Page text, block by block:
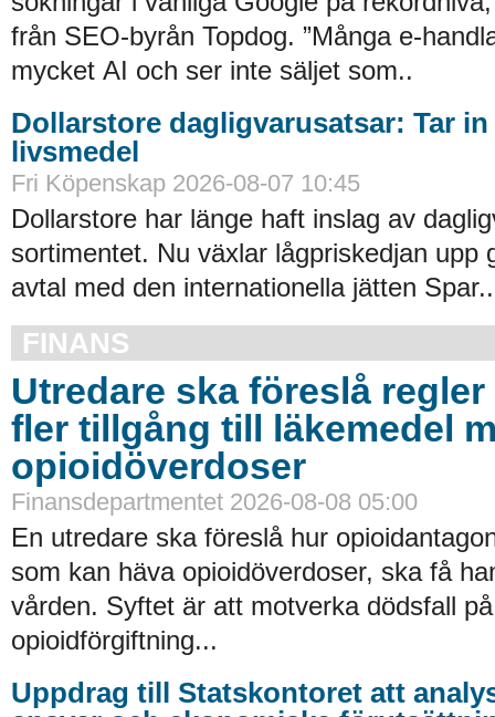
från SEO-byrån Topdog. ”Många e-
mycket AI och ser inte säljet som..
Dollarstore dagligvarusatsar: Tar in
livsmedel
Fri Köpenskap 2026-08-07 10:45
Dollarstore har länge haft inslag av
sortimentet. Nu växlar lågpriskedjan upp
avtal med den internationella jätten
FINANS
Utredare ska föreslå
fler tillgång till läkemedel
opioidöverdoser
Finansdepartmentet 2026-08-08 05:00
En utredare ska föreslå hur
som kan häva opioidöverdoser, ska få
vården. Syftet är att motverka dödsfall
opioidförgiftning...
Uppdrag till Statskontoret att